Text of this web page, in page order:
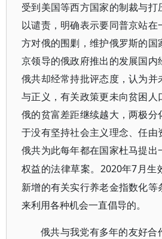
受到美国等西方国家的制裁与打
以谴责，明确表示要同普京站在
方对俄的围剿，维护俄罗斯的国
京领导的俄政府推出的发展国内
俄共却经常持批评态度，认为并
与正义，有关政策更未向贫困人
俄的贫富差距继续越大，两极分
于没有坚持社会主义理念、任由
俄共为此每年都在国家杜马提出
权益的法律草案。 2020年7月生
新增的有关实行养老金指数化
来利用各种机会一直倡导的。
俄共与我党有多年的友好合